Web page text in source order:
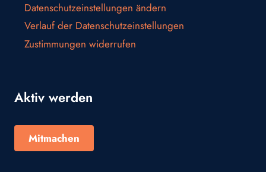
Datenschutzeinstellungen ändern
Verlauf der Datenschutzeinstellungen
Zustimmungen widerrufen
Aktiv werden
Mitmachen